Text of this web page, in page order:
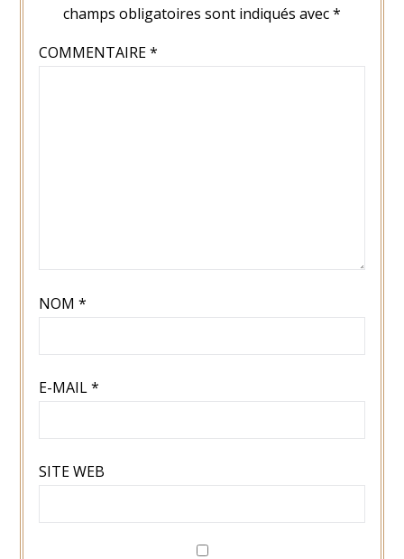
champs obligatoires sont indiqués avec*
COMMENTAIRE*
NOM *
E-MAIL*
SITE WEB